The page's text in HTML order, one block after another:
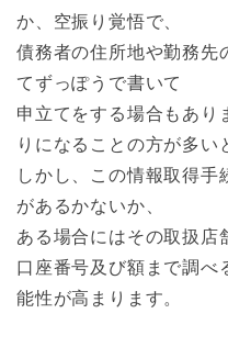
か、空振り覚悟で、
債務者の住所地や勤務先
てずっぽうで書いて
申立てをする場合もあり
りになることの方が多い
しかし、この情報取得手
があるかないか、
ある場合にはその取扱店
口座番号及び額まで調べ
能性が高まります。